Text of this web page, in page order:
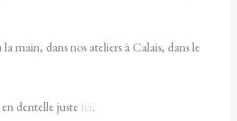
main, dans nos ateliers à Calais, dans le
dentelle juste ici.